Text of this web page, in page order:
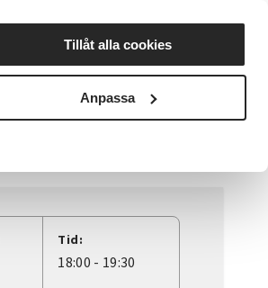
Tillåt alla cookies
Anpassa
Nyheter Avdelningar
Tid:
18:00 - 19:30